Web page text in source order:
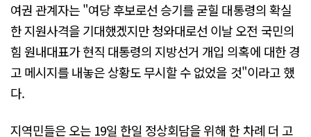
여권 관계자는 "여당 후보로선 승기를 굳힐 대통령의 확실
한 지원사격을 기대했겠지만 청와대로선 이날 오전 국민의
힘 원내대표가 현직 대통령의 지방선거 개입 의혹에 대한 경
고 메시지를 내놓은 상황도 무시할 수 없었을 것"이라고 했
다.
지역민들은 오는 19일 한일 정상회담을 위해 한 차례 더 고